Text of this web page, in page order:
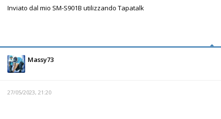
Inviato dal mio SM-S901B utilizzando Tapatalk
Massy73
27/05/2023, 21:20